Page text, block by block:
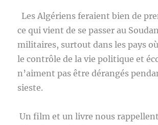
Les Algériens feraient bien de
ce qui vient de se passer au
militaires, surtout dans les pays
le contrôle de la vie politique et
n’aiment pas être dérangés
sieste.
Un film et un livre nous